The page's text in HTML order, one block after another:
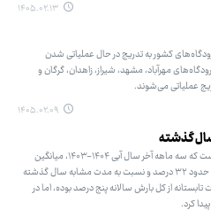
۱۴۰۵.۰۲.۱۳
آسمان کشور پس از حدود ۵۰ روز، فرودگاه‌های کشور به تدریج در حال عملیاتی شدن
مهرآباد، مشهد، شیراز، زاهدان، گرگان و
عملیاتی می‌شوند.
۱۴۰۵.۰۲.۰۹
گذشته
شاخص‌های مهم آب و هواشناسی حاکی از آن است که سه ماهه آخر سال آبی ۱۴۰۴-۱۴۰۳، میانگین
بارش کل کشور نسبت به مدت مشابه بلند مدت حدود ۳۲ درصد و نسبت به مدت مشابه سال گذشته
از کل بارش سالانه پنج درصد بوده، اما در